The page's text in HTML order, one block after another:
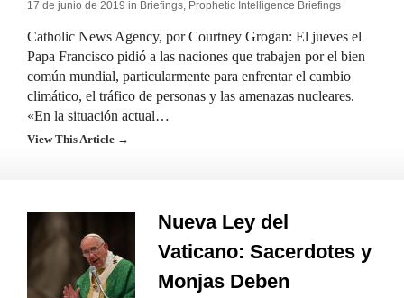
17 de junio de 2019 in Briefings, Prophetic Intelligence Briefings
Catholic News Agency, por Courtney Grogan: El jueves el
Papa Francisco pidió a las naciones que trabajen por el bien
común mundial, particularmente para enfrentar el cambio
climático, el tráfico de personas y las amenazas nucleares.
«En la situación actual…
View This Article →
Nueva Ley del
Vaticano: Sacerdotes y
Monjas Deben